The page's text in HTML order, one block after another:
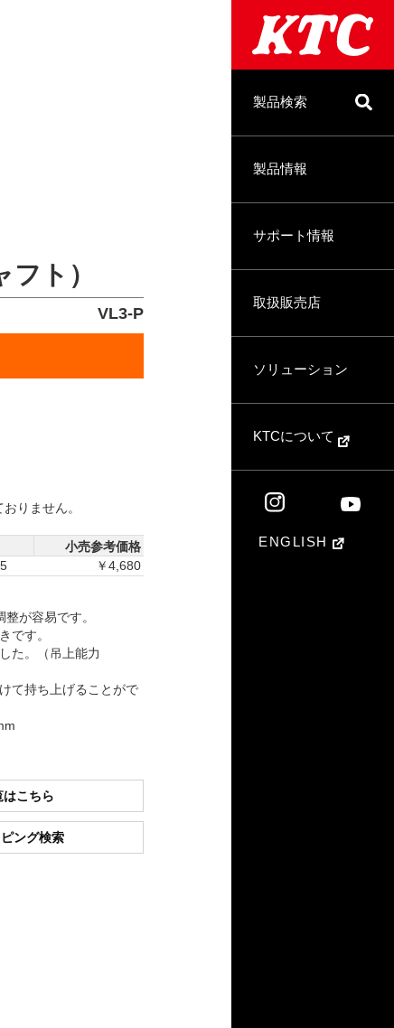
製品検索
製品情報
サポート情報
取扱販売店
ソリューション
KTCについて
ENGLISH
ト）
VL3-P
りません。
小売参考価格
￥4,680
が容易です。
です。
た。（吊上能力
て持ち上げることがで
こちら
ング検索